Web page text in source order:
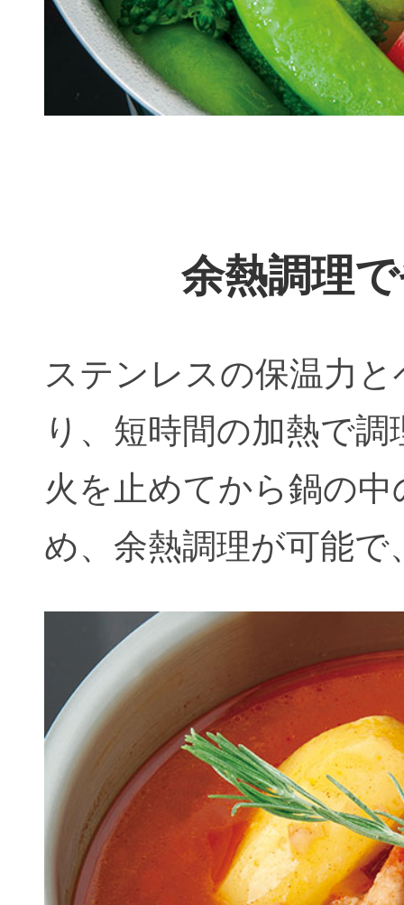
余熱調理
ステンレスの保温力
り、短時間の加熱で
火を止めてから鍋の
め、余熱調理が可能